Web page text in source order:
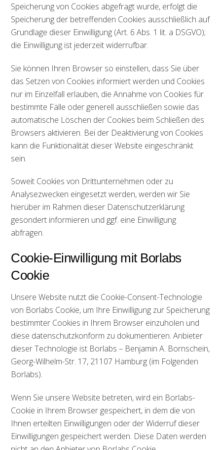
Speicherung von Cookies abgefragt wurde, erfolgt die
Speicherung der betreffenden Cookies ausschließlich auf
Grundlage dieser Einwilligung (Art. 6 Abs. 1 lit. a DSGVO);
die Einwilligung ist jederzeit widerrufbar.
Sie können Ihren Browser so einstellen, dass Sie über
das Setzen von Cookies informiert werden und Cookies
nur im Einzelfall erlauben, die Annahme von Cookies für
bestimmte Fälle oder generell ausschließen sowie das
automatische Löschen der Cookies beim Schließen des
Browsers aktivieren. Bei der Deaktivierung von Cookies
kann die Funktionalität dieser Website eingeschränkt
sein.
Soweit Cookies von Drittunternehmen oder zu
Analysezwecken eingesetzt werden, werden wir Sie
hierüber im Rahmen dieser Datenschutzerklärung
gesondert informieren und ggf. eine Einwilligung
abfragen.
Cookie-Einwilligung mit Borlabs
Cookie
Unsere Website nutzt die Cookie-Consent-Technologie
von Borlabs Cookie, um Ihre Einwilligung zur Speicherung
bestimmter Cookies in Ihrem Browser einzuholen und
diese datenschutzkonform zu dokumentieren. Anbieter
dieser Technologie ist Borlabs – Benjamin A. Bornschein,
Georg-Wilhelm-Str. 17, 21107 Hamburg (im Folgenden
Borlabs).
Wenn Sie unsere Website betreten, wird ein Borlabs-
Cookie in Ihrem Browser gespeichert, in dem die von
Ihnen erteilten Einwilligungen oder der Widerruf dieser
Einwilligungen gespeichert werden. Diese Daten werden